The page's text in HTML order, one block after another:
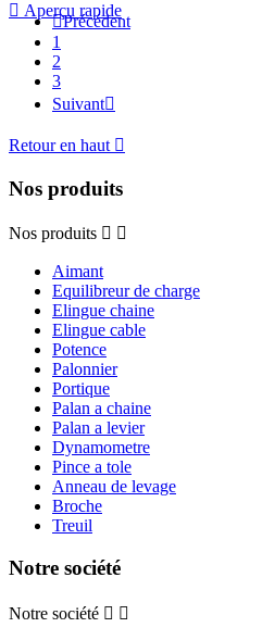
 Aperçu rapide
Précédent
1
2
3
Suivant
Retour en haut 
Nos produits
Nos produits  
Aimant
Equilibreur de charge
Elingue chaine
Elingue cable
Potence
Palonnier
Portique
Palan a chaine
Palan a levier
Dynamometre
Pince a tole
Anneau de levage
Broche
Treuil
Notre société
Notre société  